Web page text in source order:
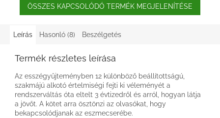
ÖSSZES KAPCSOLÓDÓ TERMÉK MEGJELENÍTÉSE
Leírás Hasonló (8) Beszélgetés
Termék részletes leírása
Az esszégyűjteményben 12 különböző beállítottságú,
szakmájú alkotó értelmiségi fejti ki véleményét a
rendszerváltás óta eltelt 3 évtizedről és arról, hogyan látja
a jövőt. A kötet arra ösztönzi az olvasókat, hogy
bekapcsolódjanak az eszmecserébe.